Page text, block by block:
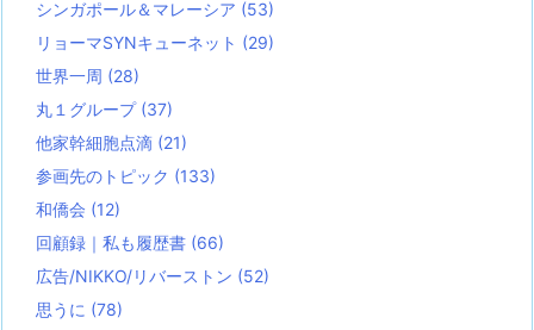
シンガポール＆マレーシア (53)
リョーマSYNキューネット (29)
世界一周 (28)
丸１グループ (37)
他家幹細胞点滴 (21)
参画先のトピック (133)
和僑会 (12)
回顧録｜私も履歴書 (66)
広告/NIKKO/リバーストン (52)
思うに (78)